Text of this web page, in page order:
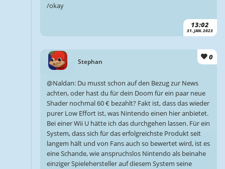
13:02
31. JAN. 2023
/okay
Stephan
0
@Naldan: Du musst schon auf den Bezug zur News
achten, oder hast du für dein Doom für ein paar neue
Shader nochmal 60 € bezahlt? Fakt ist, dass das wieder
purer Low Effort ist, was Nintendo einen hier anbietet.
Bei einer Wii U hätte ich das durchgehen lassen. Für ein
System, dass sich für das erfolgreichste Produkt seit
langem hält und von Fans auch so bewertet wird, ist es
eine Schande, wie anspruchslos Nintendo als beinahe
einziger Spielehersteller auf diesem System seine